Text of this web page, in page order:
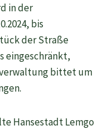
in der
bis
der Straße
eingeschränkt,
bittet um
Hansestadt Lemgo